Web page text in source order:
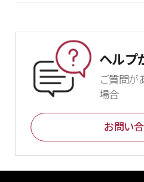
ヘルプ
ご質問が
場合
お問い